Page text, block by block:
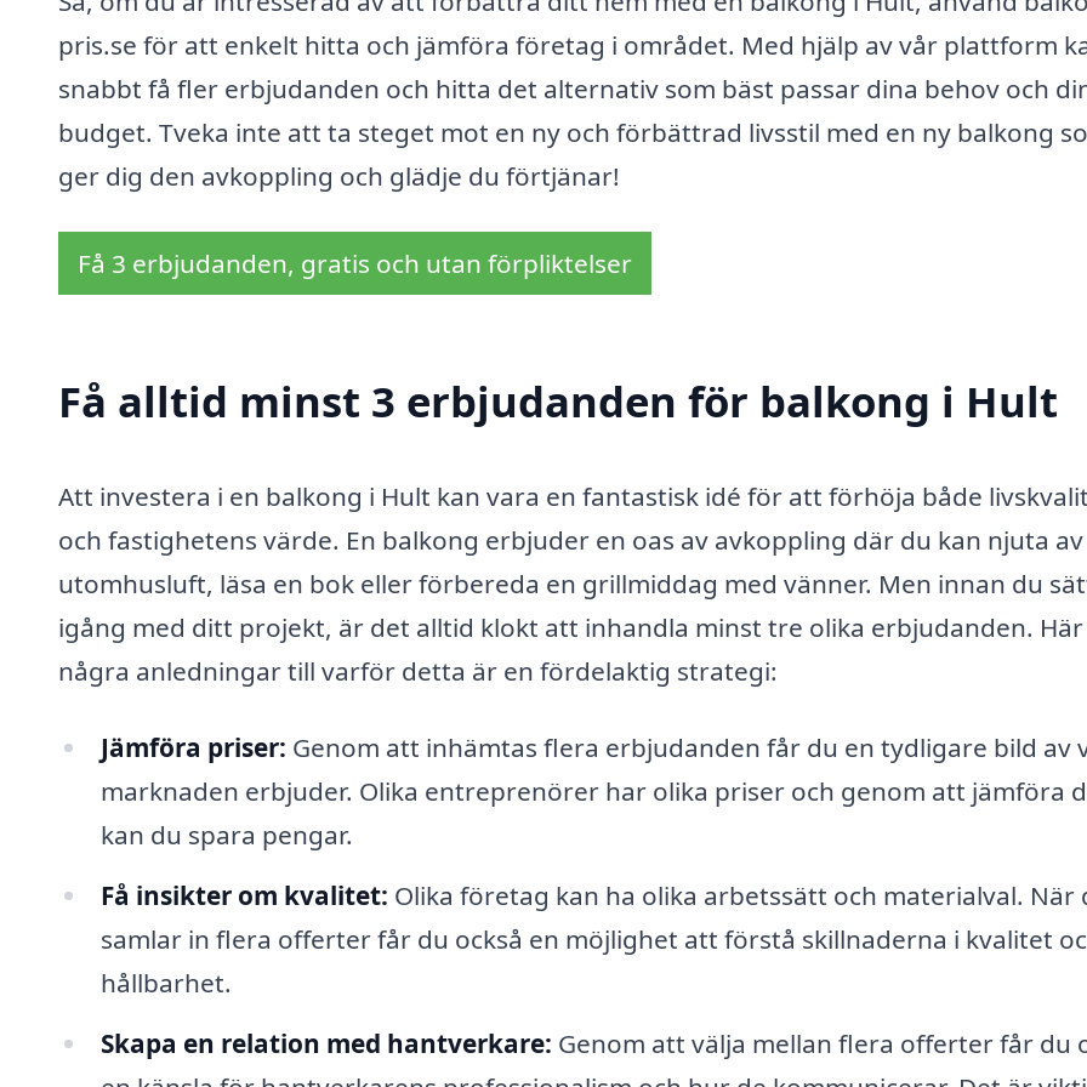
pris.se för att enkelt hitta och jämföra företag i området. Med hjälp av vår plattform
snabbt få fler erbjudanden och hitta det alternativ som bäst passar dina behov och
budget. Tveka inte att ta steget mot en ny och förbättrad livsstil med en ny balkong
ger dig den avkoppling och glädje du förtjänar!
Få 3 erbjudanden, gratis och utan förpliktelser
Få alltid minst 3 erbjudanden för balkong i Hult
Att investera i en balkong i Hult kan vara en fantastisk idé för att förhöja både
och fastighetens värde. En balkong erbjuder en oas av avkoppling där du kan njuta av
utomhusluft, läsa en bok eller förbereda en grillmiddag med vänner. Men innan du
igång med ditt projekt, är det alltid klokt att inhandla minst tre olika erbjudanden.
några anledningar till varför detta är en fördelaktig strategi:
Jämföra priser: Genom att inhämtas flera erbjudanden får du en tydligare bild av
marknaden erbjuder. Olika entreprenörer har olika priser och genom att jämföra
kan du spara pengar.
Få insikter om kvalitet: Olika företag kan ha olika arbetssätt och materialval. När
samlar in flera offerter får du också en möjlighet att förstå skillnaderna i kvalitet
hållbarhet.
Skapa en relation med hantverkare: Genom att välja mellan flera offerter får du